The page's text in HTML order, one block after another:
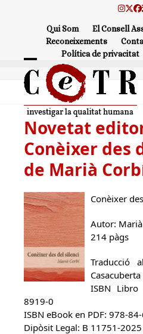
Qui Som El Consell
Reconeixements
Política de privacitat
Open
mobile
menu
Close
mobile
menu
Novetat
Conèixer des
de Marià
Conèixer
Autor:
214 pàgs
Traducció
Casacuberta
ISBN Libro
8919-0
ISBN eBook en PDF: 978-
Dipòsit Legal: B 11751-2025